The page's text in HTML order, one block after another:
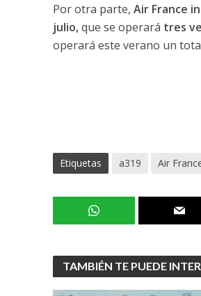
Por otra parte, Air France
julio,que se operará tres
operará este verano un
Etiquetas a319 Air
TAMBIÉN TE PUEDE